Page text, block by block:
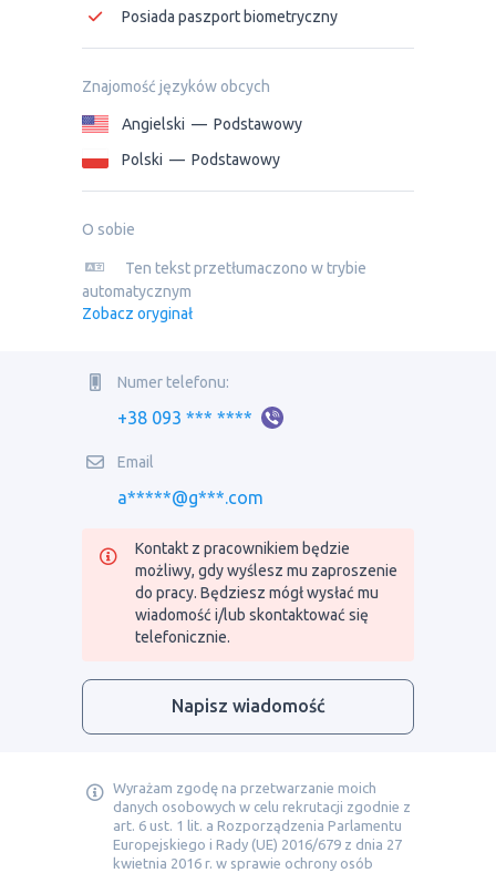
Posiada paszport biometryczny
Znajomość języków obcych
Angielski — Podstawowy
Polski — Podstawowy
O sobie
Ten tekst przetłumaczono w trybie
automatycznym
Zobacz oryginał
Numer telefonu:
+38 093 *** ****
Email
a*****@g***.com
Kontakt z pracownikiem będzie
możliwy, gdy wyślesz mu zaproszenie
do pracy. Będziesz mógł wysłać mu
wiadomość i/lub skontaktować się
telefonicznie.
Napisz wiadomość
Wyrażam zgodę na przetwarzanie moich
danych osobowych w celu rekrutacji zgodnie z
art. 6 ust. 1 lit. a Rozporządzenia Parlamentu
Europejskiego i Rady (UE) 2016/679 z dnia 27
kwietnia 2016 r. w sprawie ochrony osób